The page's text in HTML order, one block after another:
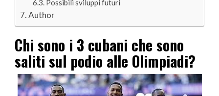
Possibili sviluppi futuri
Author
Chi sono i 3 cubani che sono
saliti sul podio alle Olimpiadi?